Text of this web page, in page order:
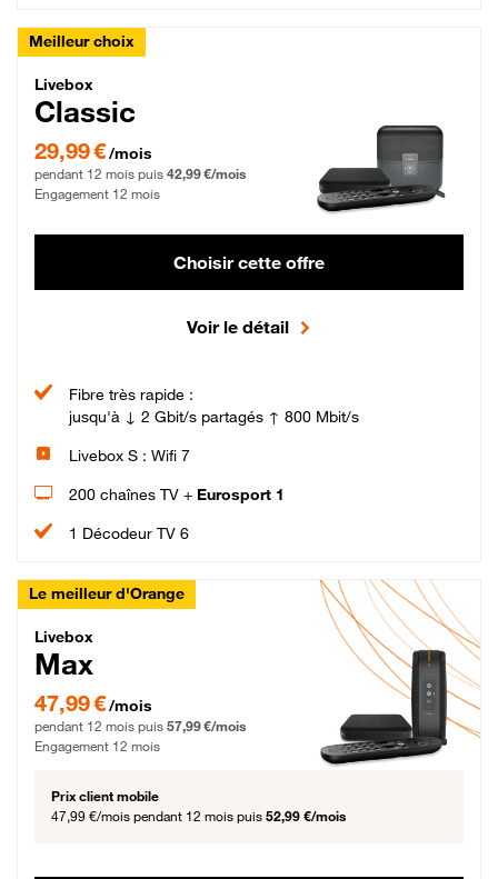
Meilleur choix
Livebox Classic Fibre
Livebox
Classic
29,99 € par mois pendant 12 mois puis 42,99 € par mois, Engagement 12 mois
29,99 €/mois
pendant 12 mois puis 42,99 €/mois
Engagement 12 mois
Choisir cette offre
Voir le détail
Fibre très rapide :
jusqu'à ↓ 2 Gbit/s partagés ↑ 800 Mbit/s
Livebox S : Wifi 7
200 chaînes TV + Eurosport 1
1 Décodeur TV 6
Le meilleur d'Orange
Livebox Max Fibre
Livebox
Max
47,99 € par mois pendant 12 mois puis 57,99 € par mois, Engagement 12 mois
47,99 €/mois
pendant 12 mois puis 57,99 €/mois
Engagement 12 mois
Prix client mobile
47,99 €/mois pendant 12 mois puis 52,99 €/mois